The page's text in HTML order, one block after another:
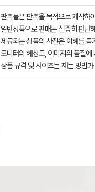
판촉물은 판촉을 목적으로 제작하
일반상품으로 판매는 신중히 판단
제공되는 상품의 사진은 이해를
모니터의 해상도, 이미지의 품질
상품 규격 및 사이즈는 재는 방법